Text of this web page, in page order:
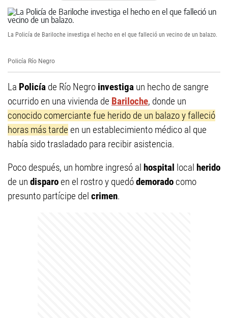
La Policía de Bariloche investiga el hecho en el que falleció un vecino de un balazo.
Policía Río Negro
La Policía de Río Negro investiga un hecho de sangre
ocurrido en una vivienda de Bariloche, donde un
conocido comerciante fue herido de un balazo y falleció
horas más tarde en un establecimiento médico al que
había sido trasladado para recibir asistencia.
Poco después, un hombre ingresó al hospital local herido
de un disparoen el rostro y quedódemorado como
presunto partícipe del crimen.